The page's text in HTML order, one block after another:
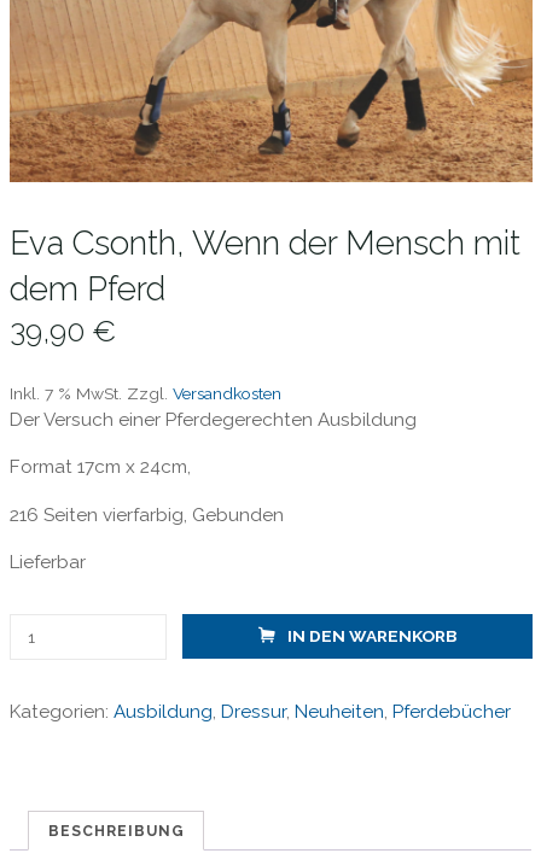
Eva Csonth, Wenn der Mensch mit
dem Pferd
39,90 €
Inkl. 7 % MwSt. Zzgl. Versandkosten
Der Versuch einer Pferdegerechten Ausbildung
Format 17cm x 24cm,
216 Seiten vierfarbig, Gebunden
Lieferbar
der
Pferd
IN DEN WARENKORB
Kategorien: Ausbildung, Dressur, Neuheiten, Pferdebücher
BESCHREIBUNG